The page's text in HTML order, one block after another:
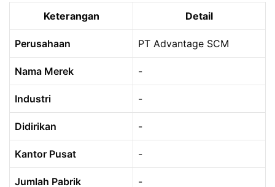
Keterangan Detail
Perusahaan PT Advantage SCM
Nama Merek -
Industri -
Didirikan -
Kantor Pusat -
Jumlah Pabrik -